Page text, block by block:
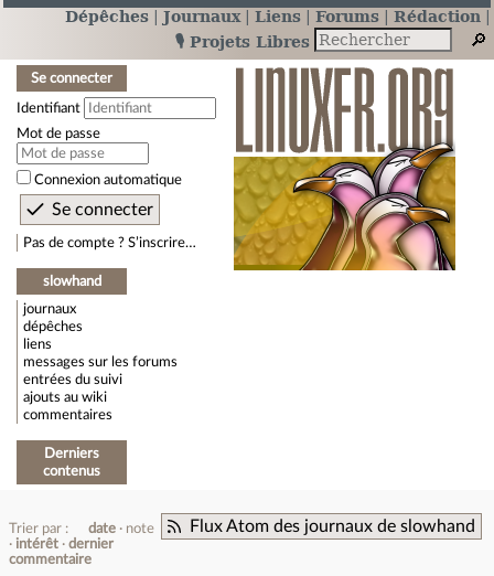
Dépêches Journaux Liens Forums
Rédaction
🎙️ Projets Libres
Se connecter
Identifiant
Mot de passe
Connexion automatique
Pas de compte ? S’inscrire…
slowhand
journaux
dépêches
liens
messages sur les forums
entrées du suivi
ajouts au wiki
commentaires
Derniers
contenus
Flux Atom des journaux de slowhand
Trier par : date
note
intérêt
dernier
commentaire